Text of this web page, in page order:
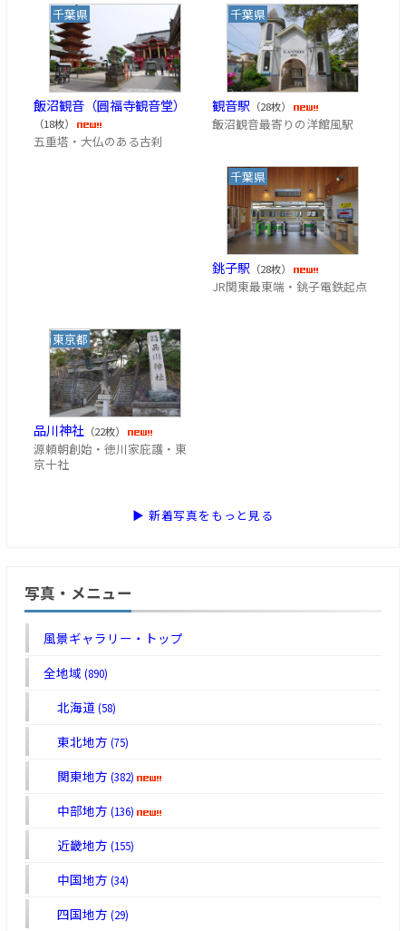
千葉県
飯沼観音（圓福寺観音堂）
（18枚）
五重塔・大仏のある古刹
千葉県
観音駅 （28枚）
飯沼観音最寄りの洋館風駅
千葉県
銚子駅 （28枚）
JR関東最東端・銚子電鉄起点
東京都
品川神社 （22枚）
源頼朝創始・徳川家庇護・東
京十社
▶ 新着写真をもっと見る
写真・メニュー
風景ギャラリー・トップ
全地域 (890)
北海道 (58)
東北地方 (75)
関東地方 (382)
中部地方 (136)
近畿地方 (155)
中国地方 (34)
四国地方 (29)